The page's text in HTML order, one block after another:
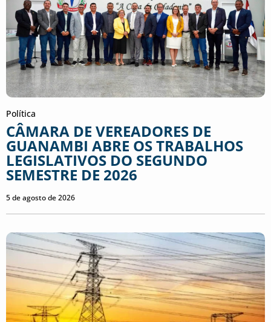
Política
CÂMARA DE VEREADORES DE
GUANAMBI ABRE OS TRABALHOS
LEGISLATIVOS DO SEGUNDO
SEMESTRE DE 2026
5 de agosto de 2026